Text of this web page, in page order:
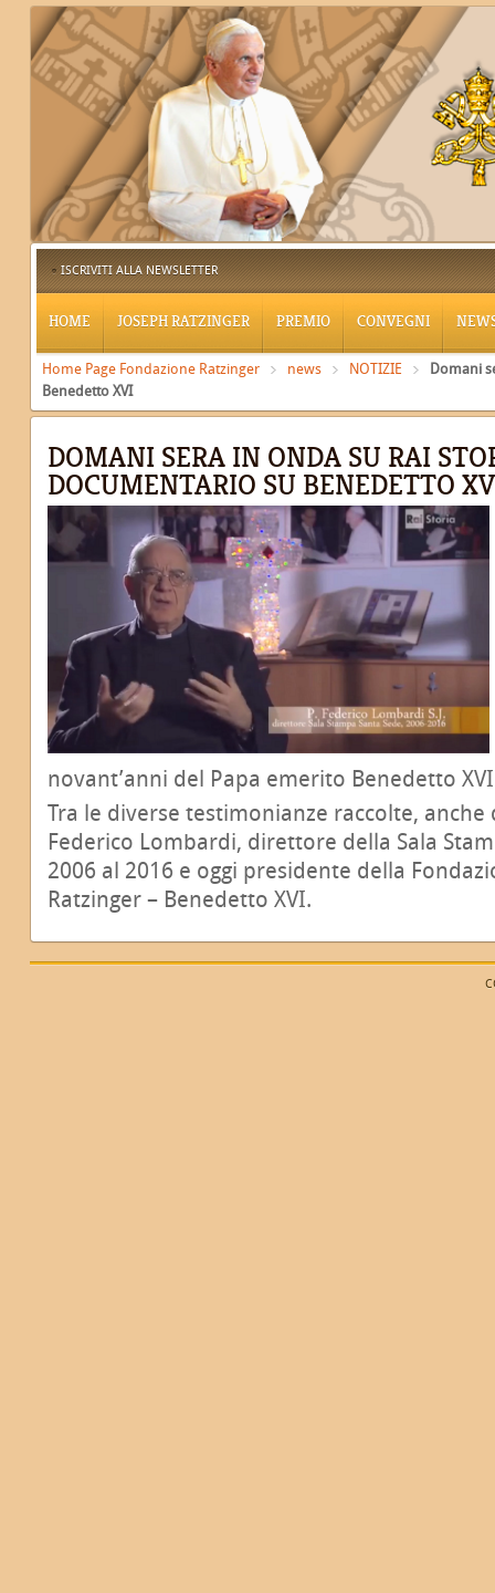
ISCRIVITI ALLA NEWSLETTER
HOME JOSEPH RATZINGER PREMIO CONVEGNI
Home Page Fondazione Ratzinger news NOTIZIE
Domani
Benedetto XVI
DOMANI SERA IN ONDA SU RAI
DOCUMENTARIO SU BENEDETTO
novant’anni del Papa emerito Benedetto
Tra le diverse testimonianze raccolte,
Federico Lombardi, direttore della Sala
2006 al 2016 e oggi presidente della
Ratzinger – Benedetto XVI.